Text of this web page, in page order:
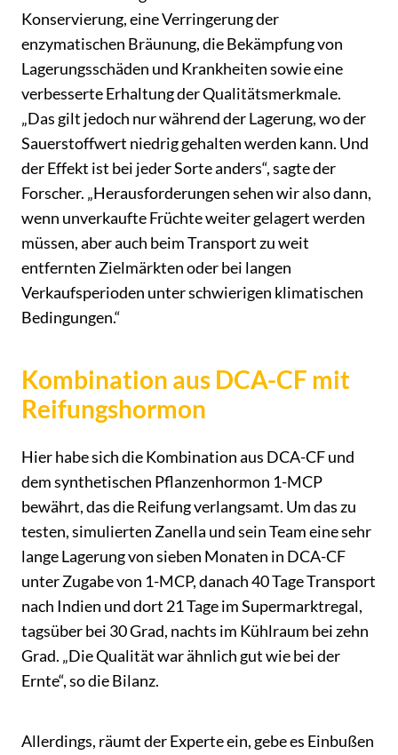
Konservierung, eine Verringerung der
enzymatischen Bräunung, die Bekämpfung von
Lagerungsschäden und Krankheiten sowie eine
verbesserte Erhaltung der Qualitätsmerkmale.
„Das gilt jedoch nur während der Lagerung, wo der
Sauerstoffwert niedrig gehalten werden kann. Und
der Effekt ist bei jeder Sorte anders“, sagte der
Forscher. „Herausforderungen sehen wir also dann,
wenn unverkaufte Früchte weiter gelagert werden
müssen, aber auch beim Transport zu weit
entfernten Zielmärkten oder bei langen
Verkaufsperioden unter schwierigen klimatischen
Bedingungen.“
Kombination aus DCA-CF mit
Reifungshormon
Hier habe sich die Kombination aus DCA-CF und
dem synthetischen Pflanzenhormon 1-MCP
bewährt, das die Reifung verlangsamt. Um das zu
testen, simulierten Zanella und sein Team eine sehr
lange Lagerung von sieben Monaten in DCA-CF
unter Zugabe von 1-MCP, danach 40 Tage Transport
nach Indien und dort 21 Tage im Supermarktregal,
tagsüber bei 30 Grad, nachts im Kühlraum bei zehn
Grad. „Die Qualität war ähnlich gut wie bei der
Ernte“, so die Bilanz.
Allerdings, räumt der Experte ein, gebe es Einbußen